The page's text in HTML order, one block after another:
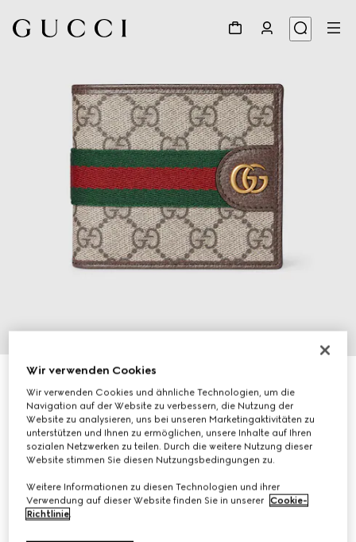
Mit Initialen personalisieren
Ophidia Portemonnaie
€ 440
Wir verwenden Cookies
Wir verwenden Cookies und ähnliche Technologien, um die
Navigation auf der Website zu verbessern, die Nutzung der
Website zu analysieren, uns bei unseren Marketingaktivitäten zu
unterstützen und Ihnen zu ermöglichen, unsere Inhalte auf Ihren
sozialen Netzwerken zu teilen. Durch die weitere Nutzung dieser
Website stimmen Sie diesen Nutzungsbedingungen zu.
Weitere Informationen zu diesen Technologien und ihrer
Verwendung auf dieser Website finden Sie in unserer Cookie-
Richtlinie.